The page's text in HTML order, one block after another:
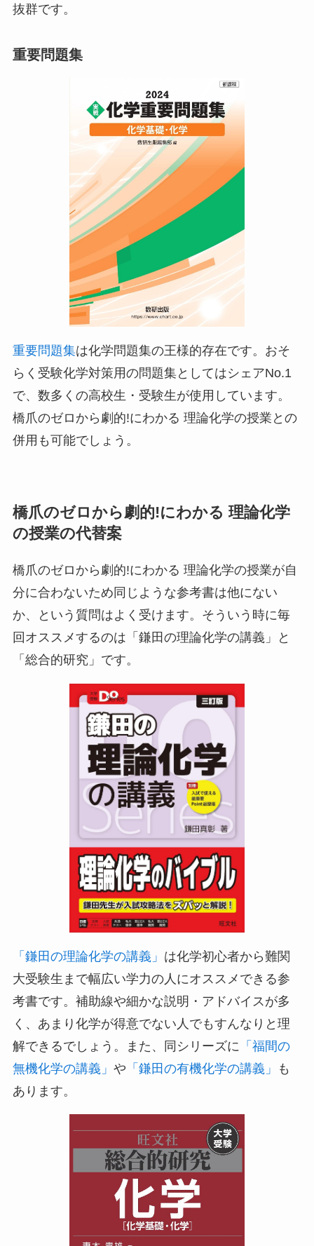
抜群です。
重要問題集
重要問題集は化学問題集の王様的存在です。おそ
らく受験化学対策用の問題集としてはシェアNo.1
で、数多くの高校生・受験生が使用しています。
橋爪のゼロから劇的!にわかる 理論化学の授業との
併用も可能でしょう。
橋爪のゼロから劇的!にわかる 理論化学
の授業の代替案
橋爪のゼロから劇的!にわかる 理論化学の授業が自
分に合わないため同じような参考書は他にない
か、という質問はよく受けます。そういう時に毎
回オススメするのは「鎌田の理論化学の講義」と
「総合的研究」です。
「鎌田の理論化学の講義」 は化学初心者から難関
大受験生まで幅広い学力の人にオススメできる参
考書です。補助線や細かな説明・アドバイスが多
く、あまり化学が得意でない人でもすんなりと理
解できるでしょう。また、同シリーズに 「福間の
無機化学の講義」 や 「鎌田の有機化学の講義」
も
あります。